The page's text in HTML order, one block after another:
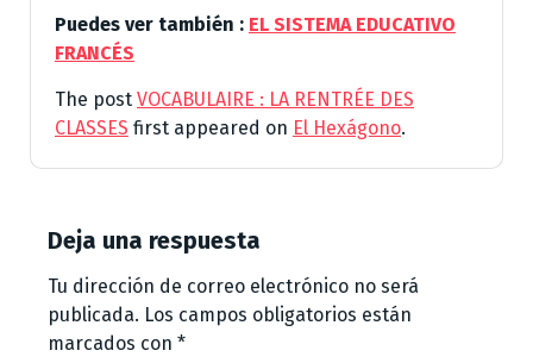
Puedes ver también : EL SISTEMA EDUCATIVO
FRANCÉS
The post VOCABULAIRE : LA RENTRÉE DES
CLASSES first appeared on El Hexágono.
Deja una respuesta
Tu dirección de correo electrónico no será
publicada. Los campos obligatorios están
marcados con *